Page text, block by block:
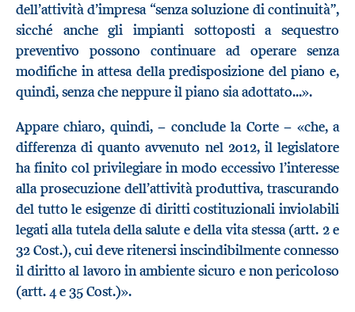
dell’attività d’impresa “senza soluzione di continuità”,
sicché anche gli impianti sottoposti a sequestro
preventivo possono continuare ad operare senza
modifiche in attesa della predisposizione del piano e,
quindi, senza che neppure il piano sia adottato...».
Appare chiaro, quindi, − conclude la Corte − «che, a
differenza di quanto avvenuto nel 2012, il legislatore
ha finito col privilegiare in modo eccessivo l’interesse
alla prosecuzione dell’attività produttiva, trascurando
del tutto le esigenze di diritti costituzionali inviolabili
legati alla tutela della salute e della vita stessa (artt. 2 e
32 Cost.), cui deve ritenersi inscindibilmente connesso
il diritto al lavoro in ambiente sicuro e non pericoloso
(artt. 4 e 35 Cost.)».